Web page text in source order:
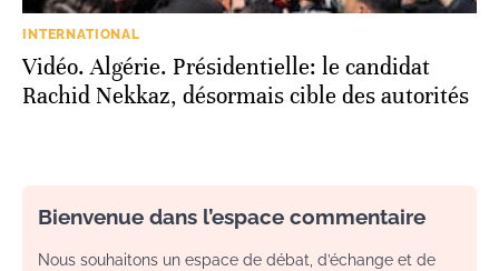
INTERNATIONAL
Vidéo. Algérie. Présidentielle: le candidat
Rachid Nekkaz, désormais cible des autorités
Bienvenue dans l’espace commentaire
Nous souhaitons un espace de débat, d’échange et de